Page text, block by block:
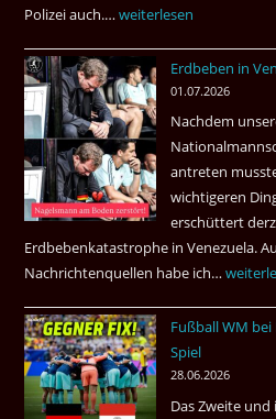
Polizei auch.…Ab
Juli
2026
Thai
Airways
nonstop
nach
Amsterdam.
weiterlesen
Erdbeben in
01.07.2026
Nachdem
antreten
wichtigeren
erschüttert
Erdbebenkatastrophe in Venezuela.
Nachrichtenquellen habe ich…
Fußball WM bei
Spiel
28.06.2026
Das Zweite und